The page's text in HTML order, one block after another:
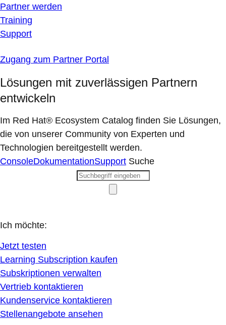
Partner werden
Training
Support
Zugang zum Partner Portal
Lösungen mit zuverlässigen Partnern
entwickeln
Im Red Hat® Ecosystem Catalog finden Sie Lösungen,
die von unserer Community von Experten und
Technologien bereitgestellt werden.
ConsoleDokumentationSupport Suche
Ich möchte:
Jetzt testen
Learning Subscription kaufen
Subskriptionen verwalten
Vertrieb kontaktieren
Kundenservice kontaktieren
Stellenangebote ansehen